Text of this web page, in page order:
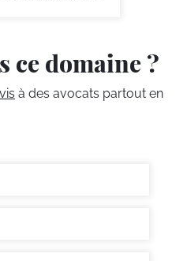
ce domaine ?
à des avocats partout en